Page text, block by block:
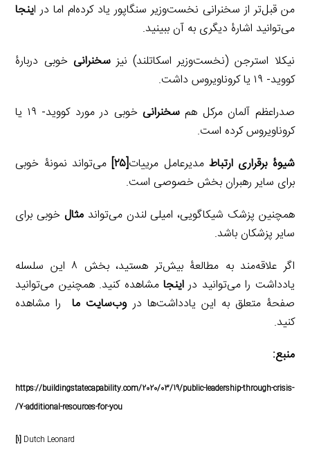
من قبل‌تر از سخنرانی نخست‌وزیر سنگاپور یاد کرده‌ام اما در اینجا
می‌توانید اشارۀ دیگری به آن ببینید.
نیکلا استرجن (نخست‌وزیر اسکاتلند) نیزسخنرانی خوبی دربارۀ
کووید- ۱۹ یا کروناویروس داشت.
صدراعظم آلمان مرکل همسخنرانی
خوبی در مورد کووید- ۱۹ یا
کروناویروس کرده است.
شیوۀ برقراری ارتباط مدیرعامل مرییات[۲۵]
می‌تواند نمونۀ خوبی
برای سایر رهبران بخش خصوصی است.
همچنین پزشک شیکاگویی، امیلی لندن می‌تواندمثال خوبی برای
سایر پزشکان باشد.
اگر علاقه‌مند به مطالعۀ بیش‌تر هستید، بخش ۸ این سلسله
یادداشت را می‌توانید دراینجا مشاهده کنید. همچنین می‌توانید
صفحۀ متعلق به این یادداشت‌ها دروب‌سایت ما
را مشاهده
کنید.
منبع:
https://buildingstatecapability.com/2020/03/19/public-leadership-through-crisis-
7-additional-resources-for-you/
[۱] Dutch Leonard